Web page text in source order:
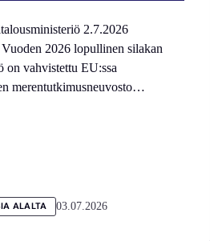
2.7.2026
2026 lopullinen silakan
on vahvistettu EU:ssa
merentutkimusneuvosto…
ALALTA 03.07.2026